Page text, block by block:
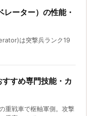
ーター）の性能・
は突撃兵ランク19
すすめ専門技能・カ
重戦車で枢軸軍側。攻撃